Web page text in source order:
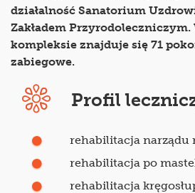
działalność Sanatorium
Zakładem
kompleksie znajduje się 71
zabiegowe.
Profil
rehabilitacja narządu
rehabilitacja po
rehabilitacja